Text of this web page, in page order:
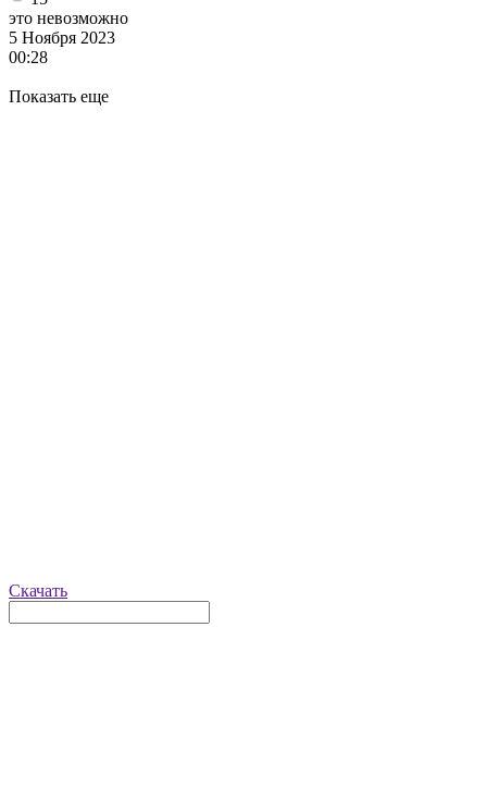
это невозможно
5 Ноября 2023
00:28
Показать еще
Скачать